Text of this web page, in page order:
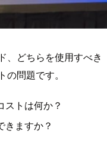
、どちらを使用すべき
問題です。
ストは何か？
きますか？